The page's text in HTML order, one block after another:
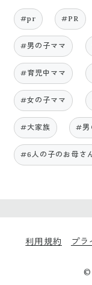
#pr #PR
#男の子ママ
#育児中ママ
#女の子ママ
#大家族 #男
#6人の子のお母さ
利用規約 プラ
©